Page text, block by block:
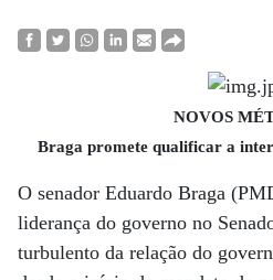
NOVOS
Braga promete qualificar a
O senador Eduardo Braga
liderança do governo no
turbulento da relação do